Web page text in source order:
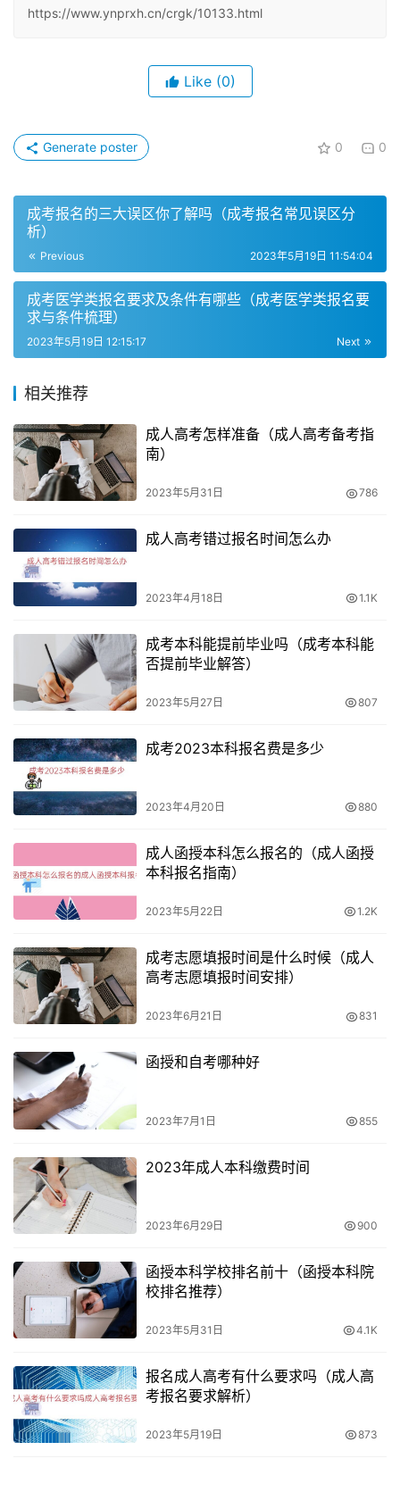
且可能会有一定的变化。成人高考报名费用是指考生在报名
会有所差异。一般而言，成人高考的报名费用在100元至
200元之间。需要注意的是，成人高考的报名并非免费的，
有差别，考生可以登录各省教育招生平台进行查询。一般来
目，总费用大约在一两百元之间。
不同层次的成人高考费用差异
成人高考分为高起本、高起专和专升本三个学历层次，每个
层次的费用也不相同。除了学历层次的不同，不同的省份、
不同的专业、不同的学校和学习形式也会导致费用的差异。
各省市的成人高考收费标准有所不同。以北京市为例，报名
费标准则可能有所不同。
结论
综上所述，报名成人高考是需要支付一定费用的。不同省份
考的报名费用是包含了科目考试费用的成人高考的报名费用
是根据考试科目的数量来确定的。每门科目的考试费用大约
在20元至40元左右。因此，总体来说，报名成人高考的费
不同省市组织实施的工作而有所差异，具体以所在地的相关
部门规定为准。
一：不同省份的成人高考报名费用差异
不同省份的成人高考报名费用存在一定的差异。由于报名考
试是由各省市组织实施的工作，所以费用因所在地的不同而
有所差异。考生在报名时应注意查询所在省份的具体收费标
二：成人高考报名费用的必要性
成人高考报名费用是参加考试的必要费用。报名时需要缴纳
用于覆盖考试组织、监考人员、考场设备以及成绩统计等方
面的开支，确保考试的公平和顺利进行。
三：不同层次的成人高考费用差异
成人高考根据学历层次划分为高起本、高起专和专升本。不
同学历层次的报名费用存在差异。此外，不同省份、不同专
业、不同学校和学习形式也可能导致费用的变化。考生在报
纳报名费。
四：成人高考报名费用的变化和查询途径
成人高考的报名费用每年可能会有所变化。为了获取最新的
报名费用信息，考生可以通过各省教育招生平台或相关部门
的官方网站进行查询。这些平台通常会提供详细的报名费用
表格和说明，方便考生了解和核对报名费用的标准。
结论：
报名成人高考需要支付一定的费用，具体金额根据不同省份
和考试科目的数量而有所差异。考生在报名时应查阅所在省
https://www.ynprxh.cn/crgk/10133.html
Like (0)
0 0
Generate poster
成考报名的三大误区你了解吗（成考报名常见误区分
析）
Previous 2023年5月19日 11:54:04
成考医学类报名要求及条件有哪些（成考医学类报名要
求与条件梳理）
Next
2023年5月19日 12:15:17
相关推荐
成人高考怎样准备（成人高考备考指
南）
2023年5月31日 786
成人高考错过报名时间怎么办
2023年4月18日 1.1K
成考本科能提前毕业吗（成考本科能
否提前毕业解答）
2023年5月27日 807
成考2023本科报名费是多少
2023年4月20日 880
成人函授本科怎么报名的（成人函授
本科报名指南）
2023年5月22日 1.2K
成考志愿填报时间是什么时候（成人
高考志愿填报时间安排）
2023年6月21日 831
函授和自考哪种好
2023年7月1日 855
2023年成人本科缴费时间
2023年6月29日 900
函授本科学校排名前十（函授本科院
校排名推荐）
2023年5月31日 4.1K
报名成人高考有什么要求吗（成人高
考报名要求解析）
2023年5月19日 873